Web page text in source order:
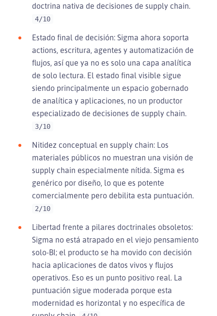
doctrina nativa de decisiones de supply chain.
4/10
Estado final de decisión: Sigma ahora soporta
actions, escritura, agentes y automatización de
flujos, así que ya no es solo una capa analítica
de solo lectura. El estado final visible sigue
siendo principalmente un espacio gobernado
de analítica y aplicaciones, no un productor
especializado de decisiones de supply chain.
3/10
Nitidez conceptual en supply chain: Los
materiales públicos no muestran una visión de
supply chain especialmente nítida. Sigma es
genérico por diseño, lo que es potente
comercialmente pero debilita esta puntuación.
2/10
Libertad frente a pilares doctrinales obsoletos:
Sigma no está atrapado en el viejo pensamiento
solo-BI; el producto se ha movido con decisión
hacia aplicaciones de datos vivos y flujos
operativos. Eso es un punto positivo real. La
puntuación sigue moderada porque esta
modernidad es horizontal y no específica de